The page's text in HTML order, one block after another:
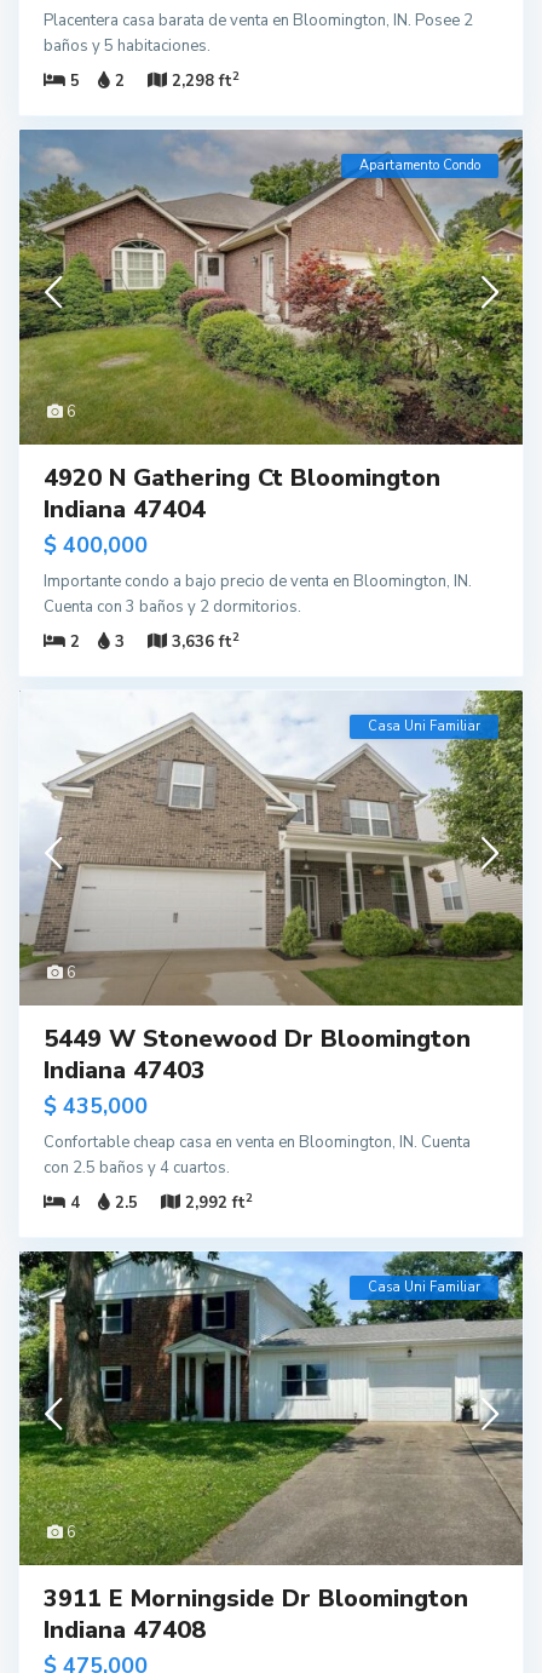
Placentera casa barata de venta en Bloomington, IN. Posee 2
baños y 5 habitaciones.
5
2 2,298 ft2
6
Apartamento Condo
4920 N Gathering Ct Bloomington
Indiana 47404
$ 400,000
Importante condo a bajo precio de venta en Bloomington, IN.
Cuenta con 3 baños y 2 dormitorios.
2
3 3,636 ft2
6
Casa Uni Familiar
5449 W Stonewood Dr Bloomington
Indiana 47403
$ 435,000
Confortable cheap casa en venta en Bloomington, IN. Cuenta
con 2.5 baños y 4 cuartos.
4
2.5 2,992 ft2
6
Casa Uni Familiar
3911 E Morningside Dr Bloomington
Indiana 47408
$ 475,000